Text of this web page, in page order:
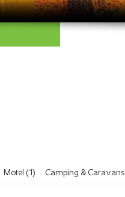
Motel (1) Camping &